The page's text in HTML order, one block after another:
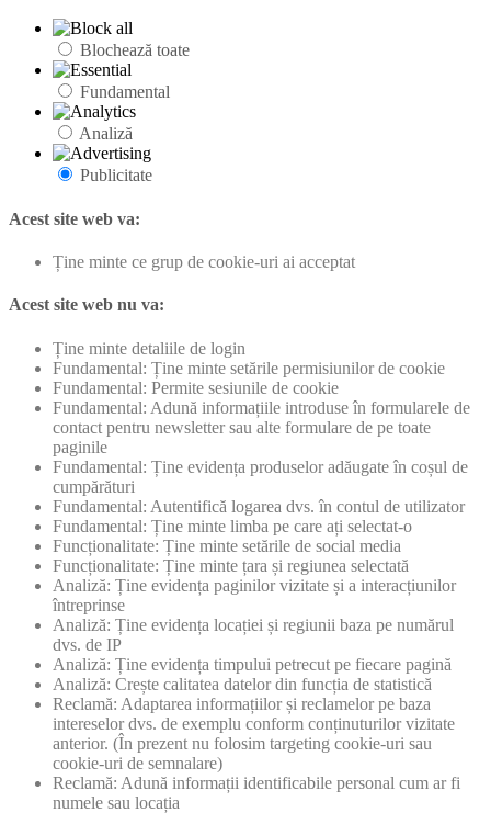
Blochează toate
Fundamental
Analiză
Publicitate
Acest site web va:
Ține minte ce grup de cookie-uri ai acceptat
Acest site web nu va:
Ține minte detaliile de login
Fundamental: Ține minte setările permisiunilor de cookie
Fundamental: Permite sesiunile de cookie
Fundamental: Adună informațiile introduse în formularele de
contact pentru newsletter sau alte formulare de pe toate
paginile
Fundamental: Ține evidența produselor adăugate în coșul de
cumpărături
Fundamental: Autentifică logarea dvs. în contul de utilizator
Fundamental: Ține minte limba pe care ați selectat-o
Funcționalitate: Ține minte setările de social media
Funcționalitate: Ține minte țara și regiunea selectată
Analiză: Ține evidența paginilor vizitate și a interacțiunilor
întreprinse
Analiză: Ține evidența locației și regiunii baza pe numărul
dvs. de IP
Analiză: Ține evidența timpului petrecut pe fiecare pagină
Analiză: Crește calitatea datelor din funcția de statistică
Reclamă: Adaptarea informațiilor și reclamelor pe baza
intereselor dvs. de exemplu conform conținuturilor vizitate
anterior. (În prezent nu folosim targeting cookie-uri sau
cookie-uri de semnalare)
Reclamă: Adună informații identificabile personal cum ar fi
numele sau locația